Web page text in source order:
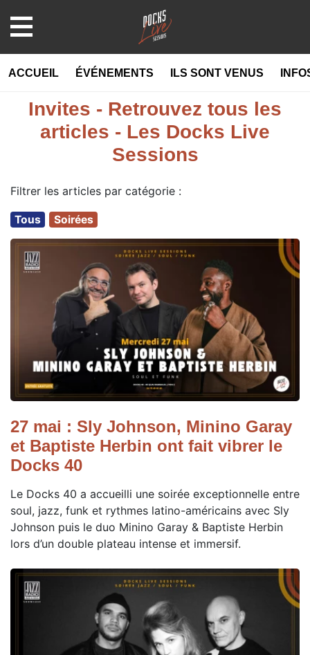
ACCUEIL ÉVÉNEMENTS ILS SONT VENUS
Invites - Retrouvez tous les
articles - Les Docks Live
Sessions
Filtrer les articles par catégorie :
Tous Soirées
27 mai : Sly Johnson, Minino Garay
et Baptiste Herbin ont fait vibrer le
Docks 40
Le Docks 40 a accueilli une soirée exceptionnelle entre
soul, jazz, funk et rythmes latino-américains avec Sly
Johnson puis le duo Minino Garay & Baptiste Herbin
lors d’un double plateau intense et immersif.